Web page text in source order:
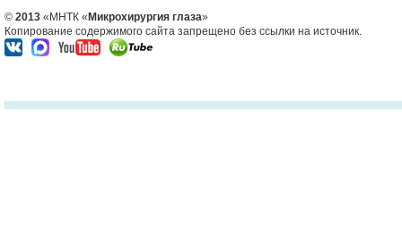
© 2013 «МНТК « Микрохирургия глаза»
Копирование содержимого сайта запрещено без ссылки на источник.